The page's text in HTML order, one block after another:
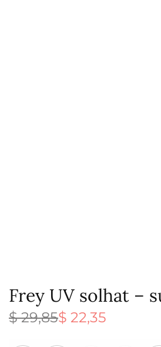
Frey UV solhat –
$29,85
Den
oprindelige
$ 22,35
Den
aktuelle